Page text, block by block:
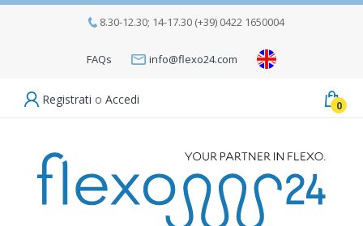
8.30-12.30; 14-17.30 (+39) 0422 1650004
FAQs info@flexo24.com
Registrati o Accedi 0